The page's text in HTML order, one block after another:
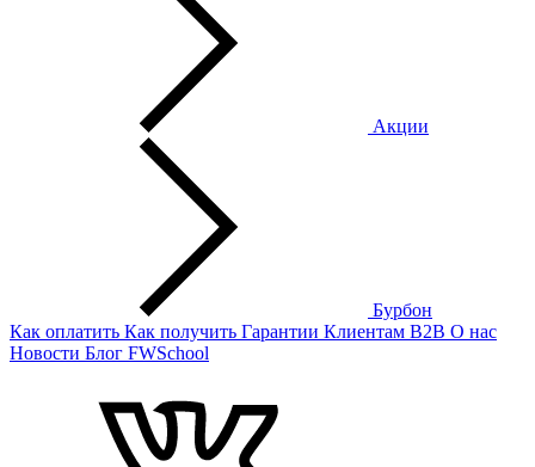
Акции
Бурбон
Как оплатить Как получить Гарантии Клиентам B2B О нас
Новости Блог FWSchool